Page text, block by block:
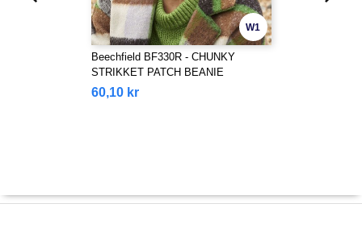
W1
Beechfield BF330R - CHUNKY
STRIKKET PATCH BEANIE
60,10 kr